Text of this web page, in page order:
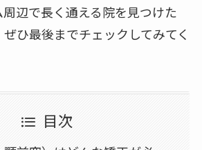
周辺で長く通える院を見つけた
ぜひ最後までチェックしてみてく
目次